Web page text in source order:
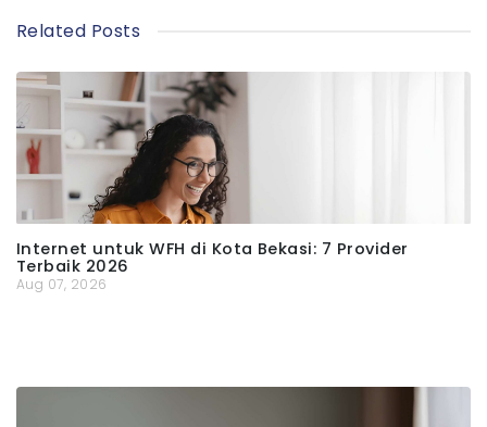
Related Posts
Internet untuk WFH di Kota Bekasi: 7 Provider
Terbaik 2026
Aug 07, 2026